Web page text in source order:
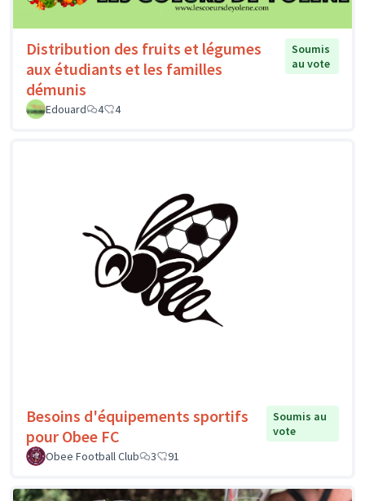
Distribution des fruits et légumes
aux étudiants et les familles
démunis
Soumis
au vote
Edouard 4 4
Besoins d'équipements sportifs
pour Obee FC
Soumis au
vote
Obee Football Club
3 91